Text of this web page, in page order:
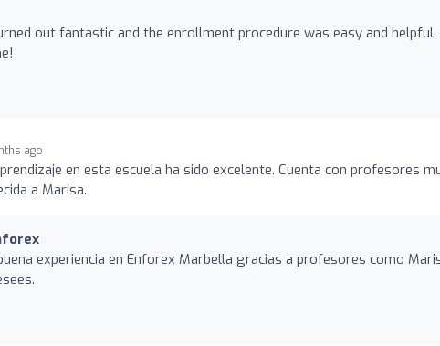
out fantastic and the enrollment procedure was easy and helpful.
ago
en esta escuela ha sido excelente. Cuenta con profesores
a Marisa.
experiencia en Enforex Marbella gracias a profesores como